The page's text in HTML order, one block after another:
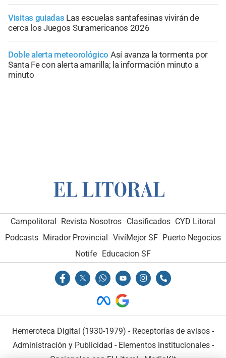
Visitas guiadas Las escuelas santafesinas vivirán de
cerca los Juegos Suramericanos 2026
Doble alerta meteorológico Así avanza la tormenta por
Santa Fe con alerta amarilla; la información minuto a
minuto
Campolitoral Revista Nosotros Clasificados CYD Litoral
Podcasts Mirador Provincial VivíMejor SF Puerto Negocios
Notife Educacion SF
Hemeroteca Digital (1930-1979) - Receptorías de avisos -
Administración y Publicidad - Elementos institucionales-